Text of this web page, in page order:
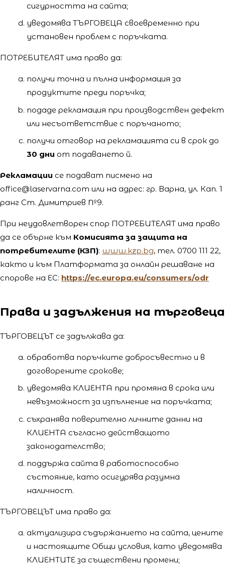
сигурността на сайта;
уведомява ТЪРГОВЕЦА своевременно при
установен проблем с поръчката.
ПОТРЕБИТЕЛЯТ има право да:
получи точна и пълна информация за
продуктите преди поръчка;
подаде рекламация при производствен дефект
или несъответствие с поръчаното;
получи отговор на рекламацията си в срок до
30 дни от подаването й.
Рекламации се подават писмено на
office@laservarna.com или на адрес: гр. Варна, ул. Кап. 1
ранг Ст. Димитриев №9.
При неудовлетворен спор ПОТРЕБИТЕЛЯТ има право
да се обърне към Комисията за защита на
потребителите (КЗП): www.kzp.bg, тел. 0700 111 22,
както и към Платформата за онлайн решаване на
спорове на ЕС: https://ec.europa.eu/consumers/odr
Права и задължения на търговеца
ТЪРГОВЕЦЪТ се задължава да:
обработва поръчките добросъвестно и в
договорените срокове;
уведомява КЛИЕНТА при промяна в срока или
невъзможност за изпълнение на поръчката;
съхранява поверително личните данни на
КЛИЕНТА съгласно действащото
законодателство;
поддържа сайта в работоспособно
състояние, като осигурява разумна
наличност.
ТЪРГОВЕЦЪТ има право да:
актуализира съдържанието на сайта, цените
и настоящите Общи условия, като уведомява
КЛИЕНТИТЕ за съществени промени;